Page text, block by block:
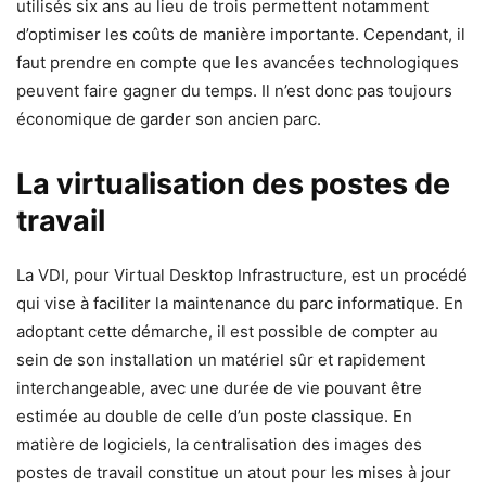
utilisés six ans au lieu de trois permettent notamment
d’optimiser les coûts de manière importante. Cependant, il
faut prendre en compte que les avancées technologiques
peuvent faire gagner du temps. Il n’est donc pas toujours
économique de garder son ancien parc.
La virtualisation des postes de
travail
La VDI, pour Virtual Desktop Infrastructure, est un procédé
qui vise à faciliter la maintenance du parc informatique. En
adoptant cette démarche, il est possible de compter au
sein de son installation un matériel sûr et rapidement
interchangeable, avec une durée de vie pouvant être
estimée au double de celle d’un poste classique. En
matière de logiciels, la centralisation des images des
postes de travail constitue un atout pour les mises à jour